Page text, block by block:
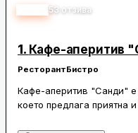
53 отзива
1. Кафе-аперитив
РесторантБистро
Кафе-аперитив "Санди" е
което предлага приятна